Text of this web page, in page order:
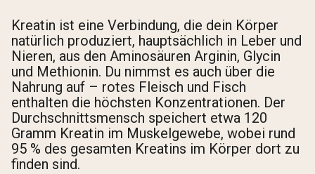
Kreatin ist eine Verbindung, die dein Körper
natürlich produziert, hauptsächlich in Leber und
Nieren, aus den Aminosäuren Arginin, Glycin
und Methionin. Du nimmst es auch über die
Nahrung auf – rotes Fleisch und Fisch
enthalten die höchsten Konzentrationen. Der
Durchschnittsmensch speichert etwa 120
Gramm Kreatin im Muskelgewebe, wobei rund
95 % des gesamten Kreatins im Körper dort zu
finden sind.